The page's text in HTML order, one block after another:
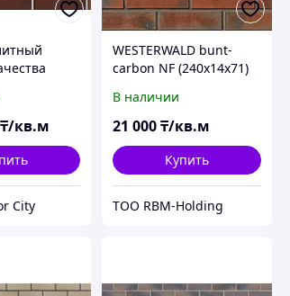
₸/кв.м
City
WESTERWALD bunt-
carbon NF (240x14x71)
В наличии
21 000₸/кв.м
Купить
ТОО RBM-Holding